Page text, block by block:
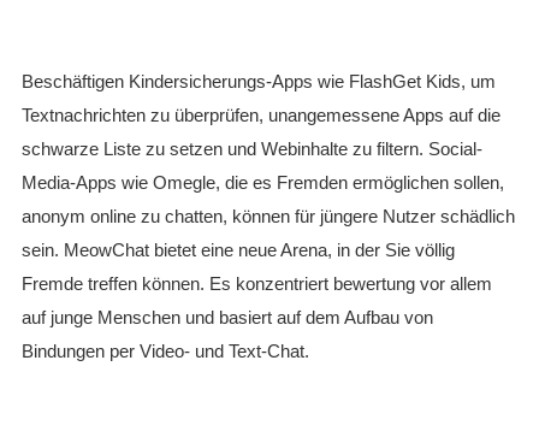
Beschäftigen Kindersicherungs-Apps wie FlashGet Kids, um
Textnachrichten zu überprüfen, unangemessene Apps auf die
schwarze Liste zu setzen und Webinhalte zu filtern. Social-
Media-Apps wie Omegle, die es Fremden ermöglichen sollen,
anonym online zu chatten, können für jüngere Nutzer schädlich
sein. MeowChat bietet eine neue Arena, in der Sie völlig
Fremde treffen können. Es konzentriert bewertung vor allem
auf junge Menschen und basiert auf dem Aufbau von
Bindungen per Video- und Text-Chat.